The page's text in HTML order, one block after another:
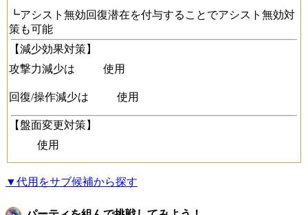
┗アシスト無効回復潜在を付与することでアシスト無効対
策も可能
【減少効果対策】
攻撃力減少は
使用
回復/操作減少は 使用
【盤面変更対策】
使用
▼代用をサブ候補から探す